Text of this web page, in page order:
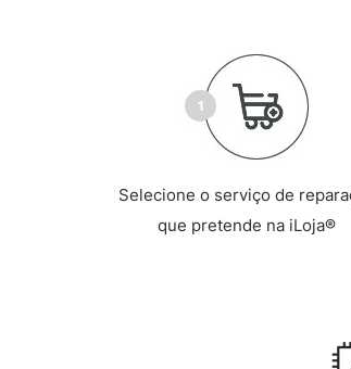
Selecione o serviço de
que pretende na iLoja®